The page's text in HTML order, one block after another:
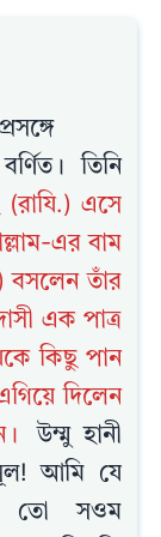
তিনি
(রাযি.) এসে
এর বাম
বসলেন তাঁর
এক পাত্র
কিছু পান
দিলেন
উম্মু হানী
আমি যে
তো সওম